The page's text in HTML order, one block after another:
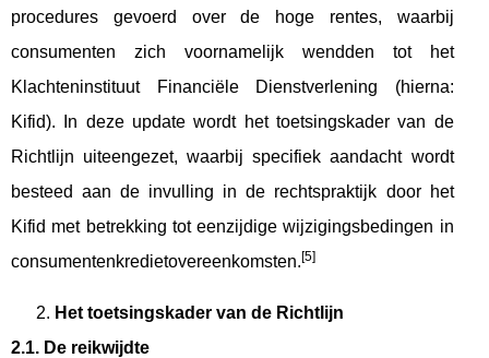
procedures gevoerd over de hoge rentes, waarbij
consumenten zich voornamelijk wendden tot het
Klachteninstituut Financiële Dienstverlening (hierna:
Kifid). In deze update wordt het toetsingskader van de
Richtlijn uiteengezet, waarbij specifiek aandacht wordt
besteed aan de invulling in de rechtspraktijk door het
Kifid met betrekking tot eenzijdige wijzigingsbedingen in
consumentenkredietovereenkomsten.[5]
Het toetsingskader van de Richtlijn
2.1. De reikwijdte